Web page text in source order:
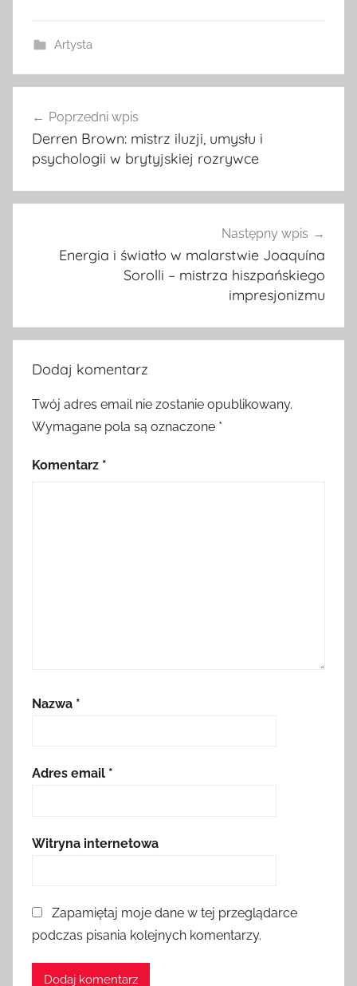
Artysta
wpisu
Poprzedni wpis
Derren Brown: mistrz iluzji, umysłu i
psychologii w brytyjskiej rozrywce
Następny wpis
Energia i światło w malarstwie Joaquína
Sorolli – mistrza hiszpańskiego
impresjonizmu
Dodaj komentarz
Twój adres email nie zostanie opublikowany.
Wymagane pola są oznaczone *
Komentarz *
Nazwa *
Adres email *
Witryna internetowa
Zapamiętaj moje dane w tej przeglądarce
podczas pisania kolejnych komentarzy.